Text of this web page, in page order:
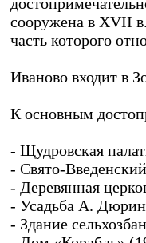
сооружена в XVII
часть которого
Иваново входит в
К основным
- Щудровская
- Свято-
- Деревянная
- Усадьба А.
- Здание